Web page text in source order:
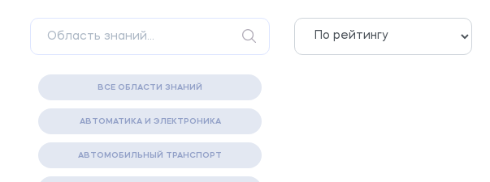
ВСЕ ОБЛАСТИ ЗНАНИЙ
АВТОМАТИКА И ЭЛЕКТРОНИКА
АВТОМОБИЛЬНЫЙ ТРАНСПОРТ